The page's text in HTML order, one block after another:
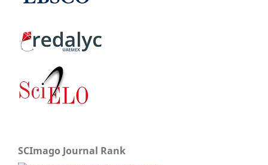
SCImago Journal Rank